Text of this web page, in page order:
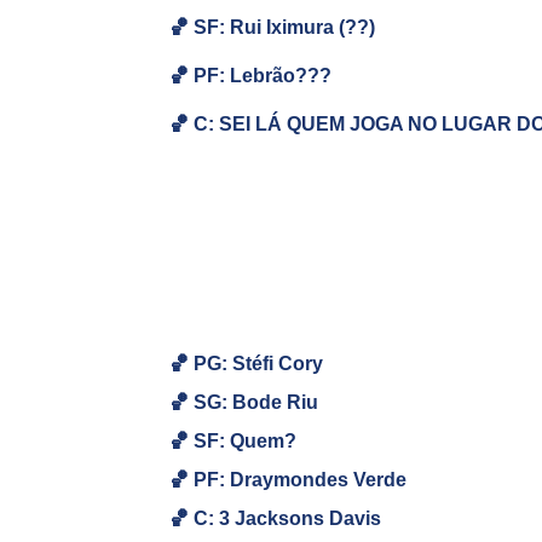
🏀 SF: Rui Iximura (??)
🏀 PF: Lebrão???
🏀 C: SEI LÁ QUEM JOGA NO LUGAR
🏀 PG: Stéfi Cory
🏀 SG: Bode Riu
🏀 SF: Quem?
🏀 PF: Draymondes Verde
🏀 C: 3 Jacksons Davis